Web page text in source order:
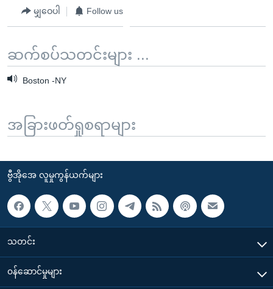
မျှဝေပါ Follow us
ဆက်စပ်သတင်းများ ...
Boston -NY
အခြားဖတ်ရှုစရာများ
ဗွီအိုအေ လူမှုကွန်ယက်များ
သတင်း
၀န်ဆောင်မှုများ